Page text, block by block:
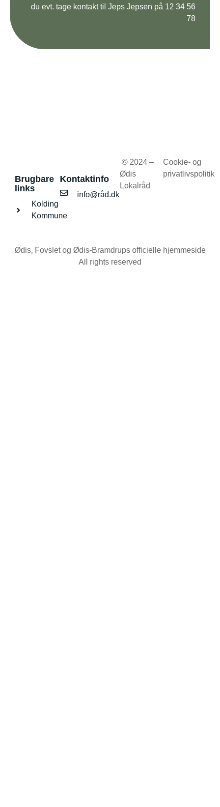
du evt. tage kontakt til Jeps Jepsen på 12 34 56
78
Brugbare
links
Kolding
Kommune
Kontaktinfo
info@råd.dk
© 2024 –
Ødis
Lokalråd
Cookie- og
privatlivspolitik
Ødis, Fovslet og Ødis-Bramdrups officielle hjemmeside
All rights reserved